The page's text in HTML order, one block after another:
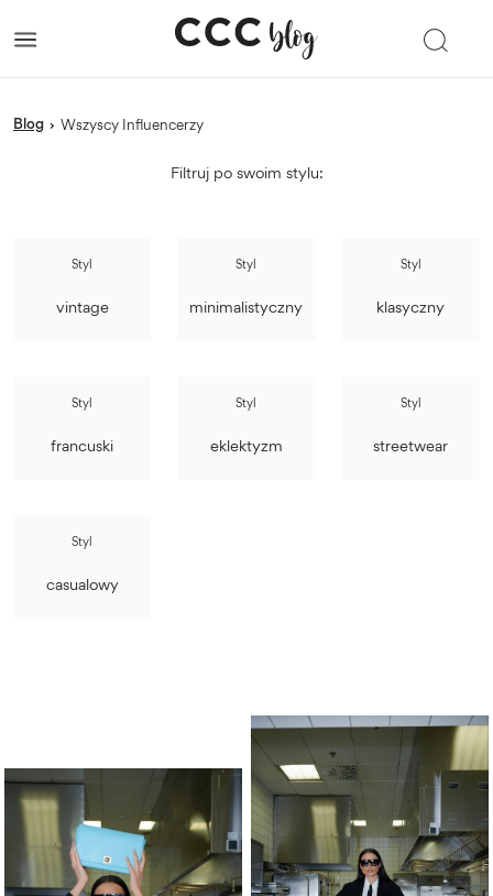
blog › Wszyscy Influencerzy
Filtruj po swoim stylu:
Styl
vintage
Styl
minimalistyczny
Styl
klasyczny
Styl
francuski
Styl
eklektyzm
Styl
streetwear
Styl
casualowy